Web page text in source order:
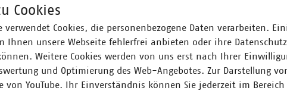
Cookies
verwendet Cookies, die personenbezogene Daten verarbeiten.
Ihnen unsere Webseite fehlerfrei anbieten oder ihre
Weitere Cookies werden von uns erst nach Ihrer
und Optimierung des Web-Angebotes. Zur Darstellung
von YouTube. Ihr Einverständnis können Sie jederzeit im